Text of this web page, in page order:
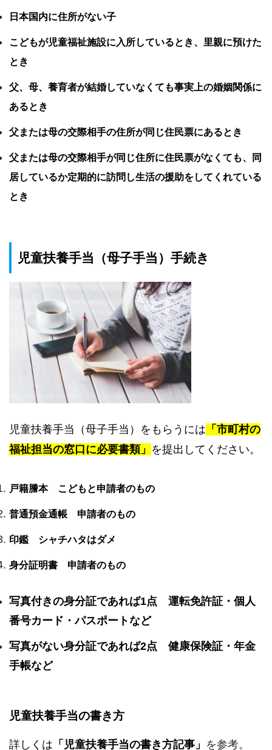
日本国内に住所がない子
こどもが児童福祉施設に入所しているとき、里親に預けた
とき
父、母、養育者が結婚していなくても事実上の婚姻関係に
あるとき
父または母の交際相手の住所が同じ住民票にあるとき
父または母の交際相手が同じ住所に住民票がなくても、同
居しているか定期的に訪問し生活の援助をしてくれている
とき
児童扶養手当（母子手当）手続き
児童扶養手当（母子手当）をもらうには 「市町村の
福祉担当の窓口に必要書類」 を提出してください。
戸籍謄本 こどもと申請者のもの
普通預金通帳 申請者のもの
印鑑 シャチハタはダメ
身分証明書 申請者のもの
写真付きの身分証であれば1点 運転免許証・個人
番号カード・パスポートなど
写真がない身分証であれば2点 健康保険証・年金
手帳など
児童扶養手当の書き方
詳しくは 「児童扶養手当の書き方記事」 を参考。